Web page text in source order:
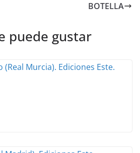
BOTELLA
puede gustar